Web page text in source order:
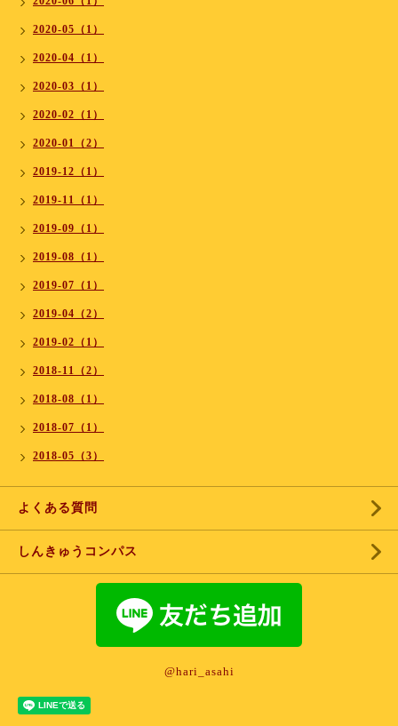
2020-05（1）
2020-04（1）
2020-03（1）
2020-02（1）
2020-01（2）
2019-12（1）
2019-11（1）
2019-09（1）
2019-08（1）
2019-07（1）
2019-04（2）
2019-02（1）
2018-11（2）
2018-08（1）
2018-07（1）
2018-05（3）
よくある質問
しんきゅうコンパス
@hari_asahi